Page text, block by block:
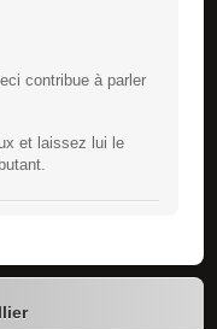
contribue à parler
et laissez lui le